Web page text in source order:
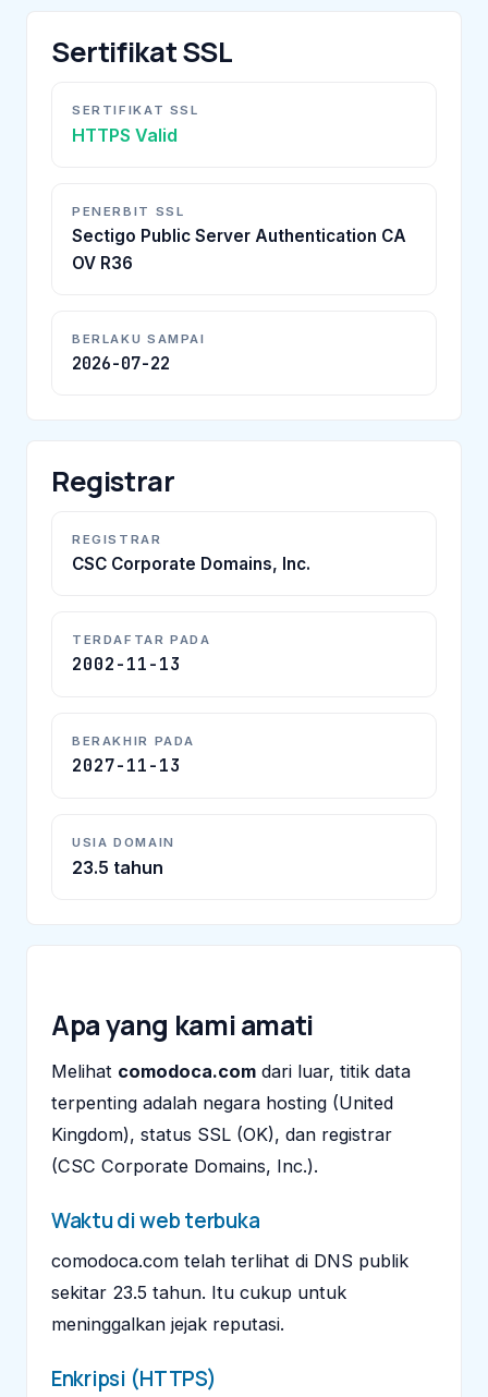
Sertifikat SSL
SERTIFIKAT SSL
HTTPS Valid
PENERBIT SSL
Sectigo Public Server Authentication CA
OV R36
BERLAKU SAMPAI
2026-07-22
Registrar
REGISTRAR
CSC Corporate Domains, Inc.
TERDAFTAR PADA
2002-11-13
BERAKHIR PADA
2027-11-13
USIA DOMAIN
23.5 tahun
Apa yang kami amati
Melihat comodoca.com dari luar, titik data
terpenting adalah negara hosting (United
Kingdom), status SSL (OK), dan registrar
(CSC Corporate Domains, Inc.).
Waktu di web terbuka
comodoca.com telah terlihat di DNS publik
sekitar 23.5 tahun. Itu cukup untuk
meninggalkan jejak reputasi.
Enkripsi (HTTPS)